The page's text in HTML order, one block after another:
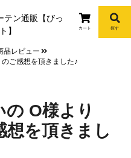
カート 探す
品レビュー
ご感想を頂きました♪
O様より
想を頂きまし